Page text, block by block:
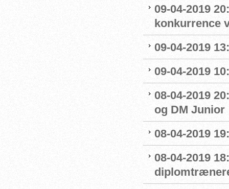
09-04-2019
konkurrence
09-04-2019
09-04-2019
08-04-2019
og DM Junior
08-04-2019
08-04-2019